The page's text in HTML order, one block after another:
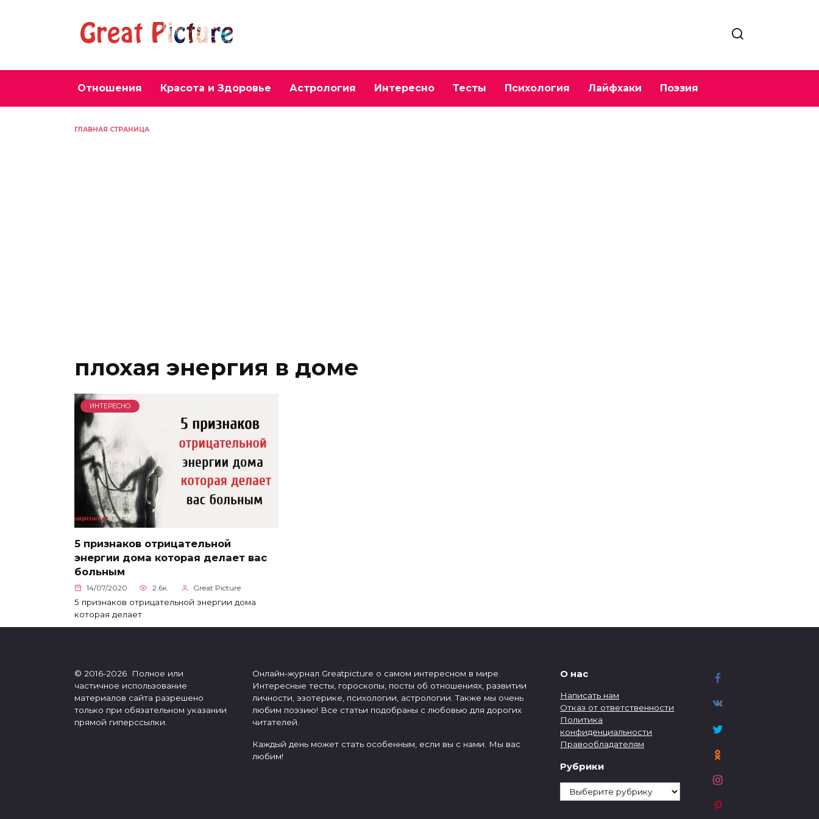
Отношения Красота и Здоровье Астрология Интересно Тесты Психология Лайфхаки Поэзия
ГЛАВНАЯ СТРАНИЦА
плохая энергия в доме
ИНТЕРЕСНО
5 признаков отрицательной
энергии дома которая делает вас
больным
14/07/2020 2.6к. Great Picture
5 признаков отрицательной энергии дома
которая делает
© 2016-2026 Полное или
частичное использование
материалов сайта разрешено
только при обязательном указании
прямой гиперссылки.
Онлайн-журнал Greatpicture о самом интересном в мире.
Интересные тесты, гороскопы, посты об отношениях, развитии
личности, эзотерике, психологии, астрологии. Также мы очень
любим поэзию! Все статьи подобраны с любовью для дорогих
читателей.
Каждый день может стать особенным, если вы с нами. Мы вас
любим!
О нас
Написать нам
Отказ от ответственности
Политика
конфиденциальности
Правообладателям
Рубрики
Рубрики